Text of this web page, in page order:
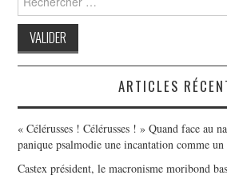
for:
ARTICLES
« Célérusses ! Célérusses ! » Quand face au
panique psalmodie une incantation comme
Castex président, le macronisme moribond